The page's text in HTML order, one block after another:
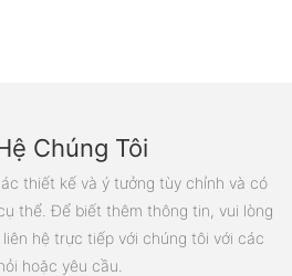
Chúng Tôi
thiết kế và ý tưởng tùy chỉnh và có
thể. Để biết thêm thông tin, vui lòng
hệ trực tiếp với chúng tôi với các
hoặc yêu cầu.